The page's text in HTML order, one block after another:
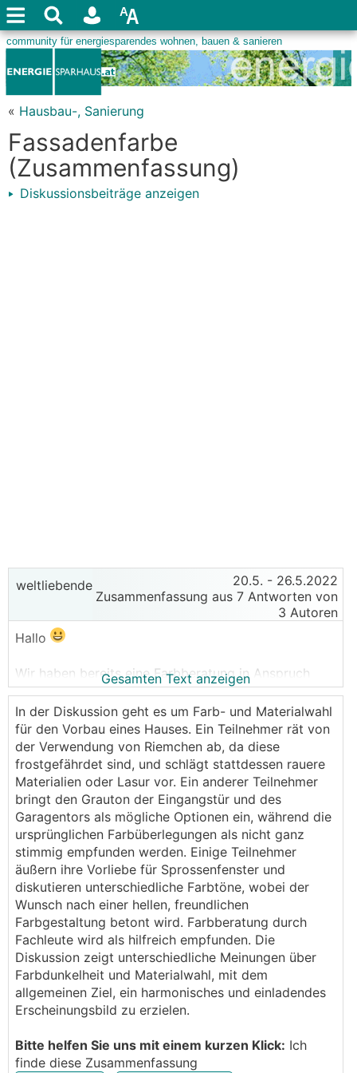
« Hausbau-, Sanierung
Fassadenfarbe
(Zusammenfassung)
Diskussionsbeiträge anzeigen
weltliebende 20.5. - 26.5.2022
Zusammenfassung aus 7 Antworten von
3 Autoren
Hallo
Wir haben bereits eine Farbberatung in Anspruch
genommen. In die engere Auswahl haben es diese
beiden Farben geschafft (siehe Bilder) + ein Grauton,
der aber aufgrundessen, dass alles rund herum
grau/anthrazit ist, wahrscheinlich ausscheidet.
Auch haben wir uns beim "Vorbau" eine Steinoptik
eingebildet, die uns auf den Bildern so gar nicht
gefällt (Hat hier vielleicht jemand Riemchen an
seinem Haus und kann ein Bild posten?) und sind
demnach auf der Suche nach einer Alternative (weiß
streichen?).
Vielleicht hat auch jemand die Farben Life0015 oder
Life0187 und kann mit Bildern dienen? Seid ihr mit
dem Endergebnis zufrieden?
Gesamten Text anzeigen
In der Diskussion geht es um Farb- und Materialwahl
für den Vorbau eines Hauses. Ein Teilnehmer rät von
der Verwendung von Riemchen ab, da diese
frostgefährdet sind, und schlägt stattdessen rauere
Materialien oder Lasur vor. Ein anderer Teilnehmer
bringt den Grauton der Eingangstür und des
Garagentors als mögliche Optionen ein, während die
ursprünglichen Farbüberlegungen als nicht ganz
stimmig empfunden werden. Einige Teilnehmer
äußern ihre Vorliebe für Sprossenfenster und
diskutieren unterschiedliche Farbtöne, wobei der
Wunsch nach einer hellen, freundlichen
Farbgestaltung betont wird. Farbberatung durch
Fachleute wird als hilfreich empfunden. Die
Diskussion zeigt unterschiedliche Meinungen über
Farbdunkelheit und Materialwahl, mit dem
allgemeinen Ziel, ein harmonisches und einladendes
Erscheinungsbild zu erzielen.
Bitte helfen Sie uns mit einem kurzen Klick: Ich
finde diese Zusammenfassung